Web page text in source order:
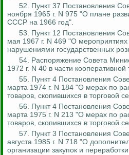
52. Пункт 37 Постановления
ноября 1965 г. N 975 "О плане
СССР на 1966 год".
53. Пункт 12 Постановления
мая 1967 г. N 469 "О
нарушениями государственных
54. Распоряжение Совета
1972 г. N 40 в части кооперативной
55. Пункт 4 Постановления
марта 1974 г. N 184 "О мерах по
товаров, скопившихся в торговой
56. Пункт 4 Постановления
марта 1975 г. N 213 "О мерах по
товаров, скопившихся в торговой
57. Пункт 3 Постановления
августа 1985 г. N 718 "О
организации закупок и